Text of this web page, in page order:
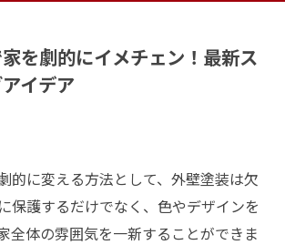
を劇的にイメチェン！最新ス
イデア
的に変える方法として、外壁塗装は欠
保護するだけでなく、色やデザインを
全体の雰囲気を一新することができま